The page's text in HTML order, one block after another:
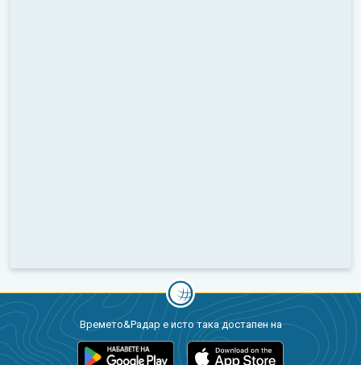
Времето&Радар е исто така достапен на